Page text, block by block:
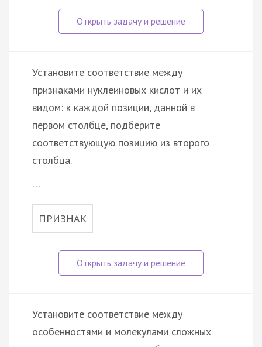
Установите соответствие между
признаками нуклеиновых кислот и их
видом: к каждой позиции, данной в
первом столбце, подберите
соответствующую позицию из второго
столбца.
…
ПРИЗНАК
Установите соответствие между
особенностями и молекулами сложных